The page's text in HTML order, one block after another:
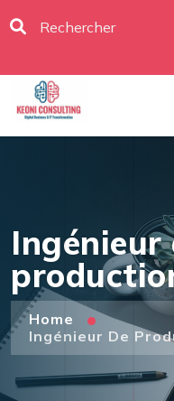
Ingénieur
Home
Ingénieur De